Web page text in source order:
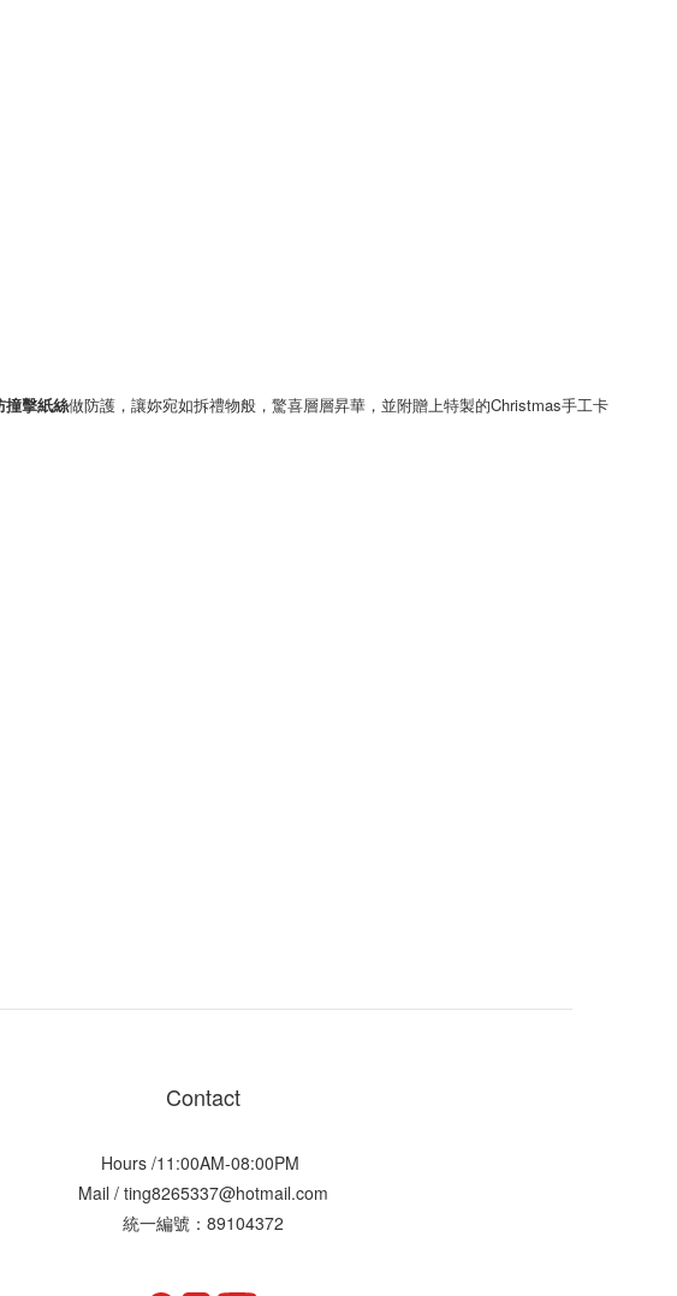
撞擊紙絲做防護，讓妳宛如拆禮物般，驚喜層層昇華，並附贈上特製的Christmas手工卡
Contact
Hours /11:00AM-08:00PM
Mail / ting8265337@hotmail.com
統一編號：89104372